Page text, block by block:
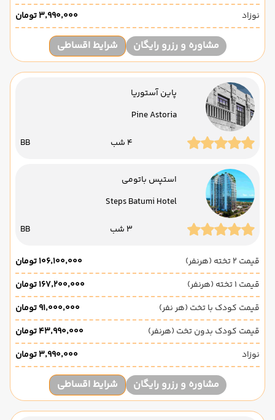
نوزاد
۳٬۹۹۰٬۰۰۰ تومان
مشاوره و رزرو رایگان شرایط اقساطی
پاین آستوریا
Pine Astoria
4 شب BB
استپس باتومی
Steps Batumi Hotel
3 شب BB
قیمت 2 تخته (هرنفر)
۱۰۶٬۱۰۰٬۰۰۰ تومان
قیمت 1 تخته (هرنفر)
۱۶۷٬۲۰۰٬۰۰۰ تومان
قیمت کودک با تخت (هر نفر)
۹۱٬۰۰۰٬۰۰۰ تومان
قیمت کودک بدون تخت (هرنفر)
۴۳٬۹۹۰٬۰۰۰ تومان
نوزاد
۳٬۹۹۰٬۰۰۰ تومان
مشاوره و رزرو رایگان شرایط اقساطی